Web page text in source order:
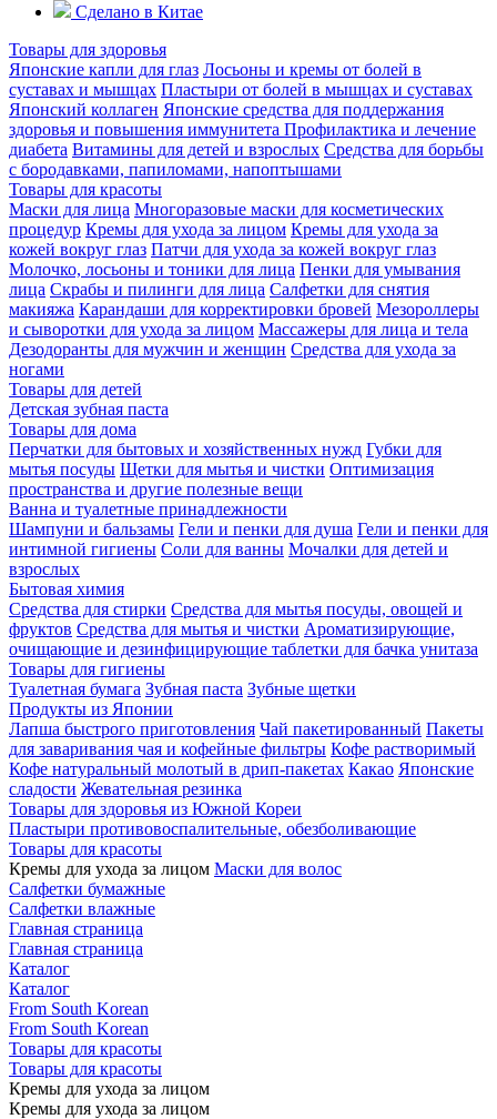
Сделано в Китае
Товары для здоровья
Японские капли для глаз Лосьоны и кремы от болей в
суставах и мышцах Пластыри от болей в мышцах и суставах
Японский коллаген Японские средства для поддержания
здоровья и повышения иммунитета Профилактика и лечение
диабета Витамины для детей и взрослых Средства для борьбы
с бородавками, папиломами, напоптышами
Товары для красоты
Маски для лица Многоразовые маски для косметических
процедур Кремы для ухода за лицом Кремы для ухода за
кожей вокруг глаз Патчи для ухода за кожей вокруг глаз
Молочко, лосьоны и тоники для лица Пенки для умывания
лица Скрабы и пилинги для лица Салфетки для снятия
макияжа Карандаши для корректировки бровей Мезороллеры
и сыворотки для ухода за лицом Массажеры для лица и тела
Дезодоранты для мужчин и женщин Средства для ухода за
ногами
Товары для детей
Детская зубная паста
Товары для дома
Перчатки для бытовых и хозяйственных нужд Губки для
мытья посуды Щетки для мытья и чистки Оптимизация
пространства и другие полезные вещи
Ванна и туалетные принадлежности
Шампуни и бальзамы Гели и пенки для душа Гели и пенки для
интимной гигиены Соли для ванны Мочалки для детей и
взрослых
Бытовая химия
Средства для стирки Средства для мытья посуды, овощей и
фруктов Средства для мытья и чистки Ароматизирующие,
очищающие и дезинфицирующие таблетки для бачка унитаза
Товары для гигиены
Туалетная бумага Зубная паста Зубные щетки
Продукты из Японии
Лапша быстрого приготовления Чай пакетированный Пакеты
для заваривания чая и кофейные фильтры Кофе растворимый
Кофе натуральный молотый в дрип-пакетах Какао Японские
сладости Жевательная резинка
Товары для здоровья из Южной Кореи
Пластыри противовоспалительные, обезболивающие
Товары для красоты
Кремы для ухода за лицом Маски для волос
Салфетки бумажные
Салфетки влажные
Главная страница
Главная страница
Каталог
Каталог
From South Korean
From South Korean
Товары для красоты
Товары для красоты
Кремы для ухода за лицом
Кремы для ухода за лицом